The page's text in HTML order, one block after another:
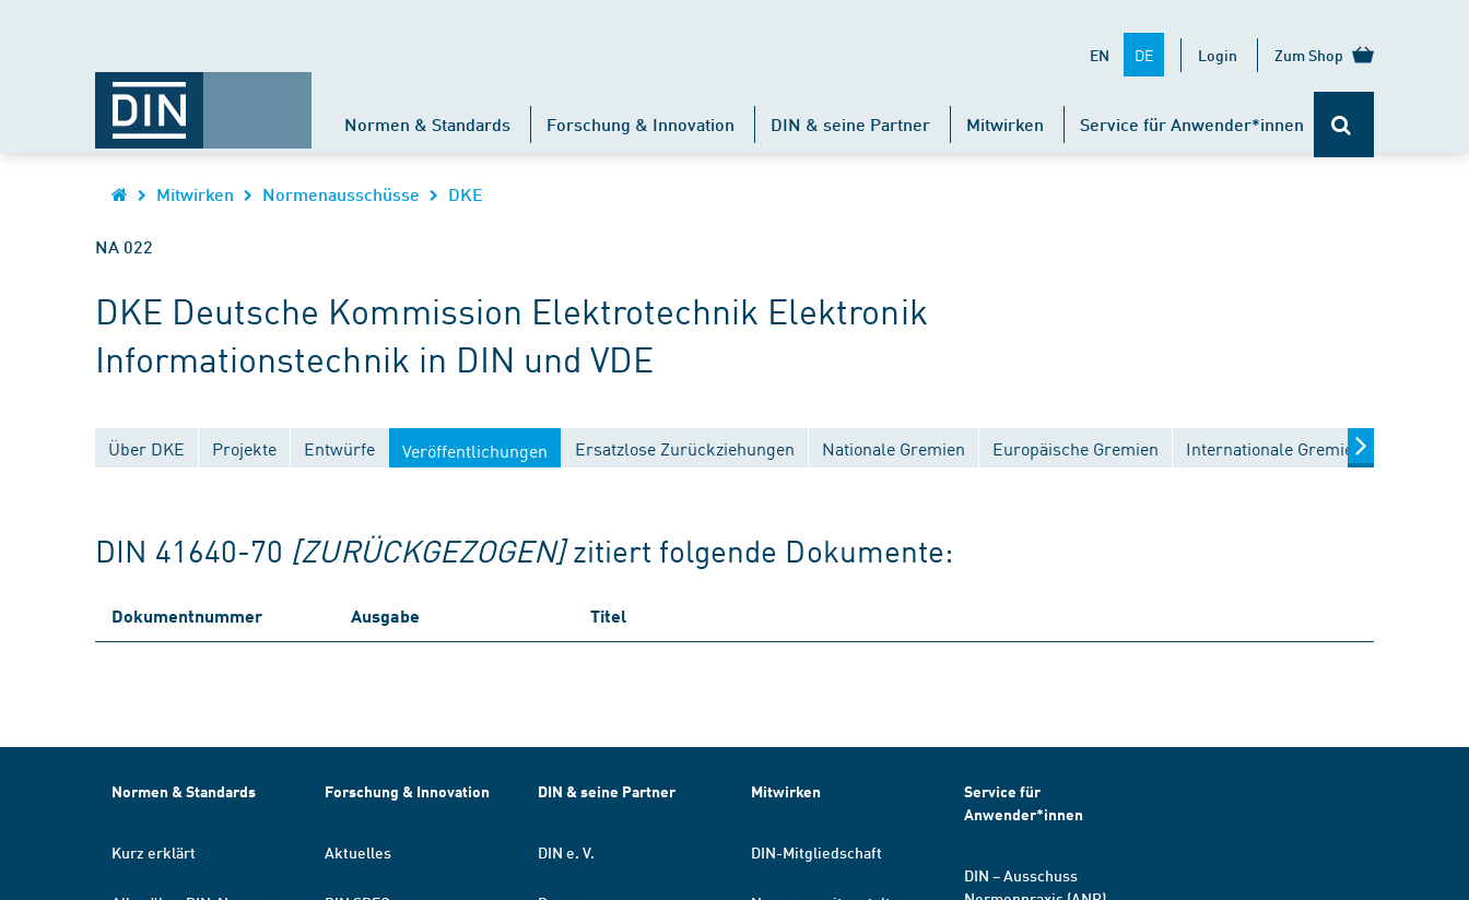
EN DE Login Zum Shop
Normen & Standards Forschung & Innovation DIN & seine Partner Mitwirken Service für Anwender*innen
Mitwirken Normenausschüsse DKE
NA 022
DKE Deutsche Kommission Elektrotechnik Elektronik
Informationstechnik in DIN und VDE
Über DKE Projekte Entwürfe Veröffentlichungen Ersatzlose Zurückziehungen Nationale Gremien Europäische Gremien Internationale Gremien
DIN 41640-70 [ZURÜCKGEZOGEN] zitiert folgende Dokumente:
Dokumentnummer Ausgabe Titel
Normen & Standards
Kurz erklärt
Forschung & Innovation
Aktuelles
DIN & seine Partner
DIN e. V.
Mitwirken
DIN-Mitgliedschaft
Service für
Anwender*innen
DIN – Ausschuss